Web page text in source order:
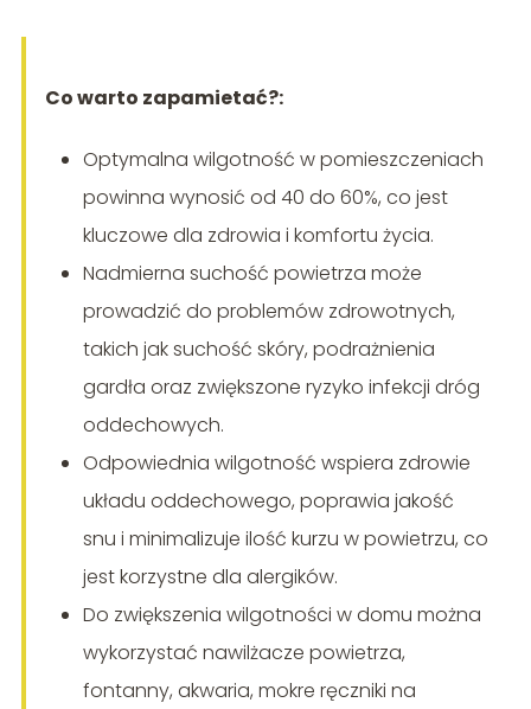
Co warto zapamietać?:
Optymalna wilgotność w pomieszczeniach
powinna wynosić od 40 do 60%, co jest
kluczowe dla zdrowia i komfortu życia.
Nadmierna suchość powietrza może
prowadzić do problemów zdrowotnych,
takich jak suchość skóry, podrażnienia
gardła oraz zwiększone ryzyko infekcji dróg
oddechowych.
Odpowiednia wilgotność wspiera zdrowie
układu oddechowego, poprawia jakość
snu i minimalizuje ilość kurzu w powietrzu, co
jest korzystne dla alergików.
Do zwiększenia wilgotności w domu można
wykorzystać nawilżacze powietrza,
fontanny, akwaria, mokre ręczniki na